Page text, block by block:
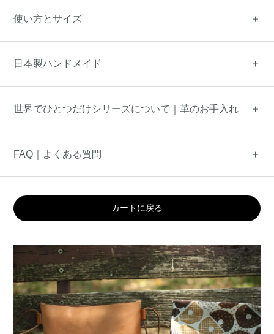
使い方とサイズ
日本製ハンドメイド
世界でひとつだけシリーズについて｜革のお手入れ
FAQ｜よくある質問
カートに戻る